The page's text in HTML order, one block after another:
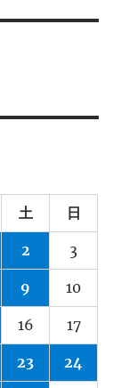
土 日
2 3
9 10
16 17
23 24